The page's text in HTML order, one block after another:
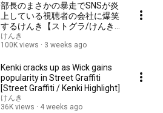
部長のまさかの暴走でSNSが炎
上している視聴者の会社に爆笑
するけんき【ストグラ/けんき
切り抜き】
けんき
100K views
3 weeks ago
Kenki cracks up as Wick gains
popularity in Street Graffiti
[Street Graffiti / Kenki Highlight]
けんき
36K views
4 weeks ago